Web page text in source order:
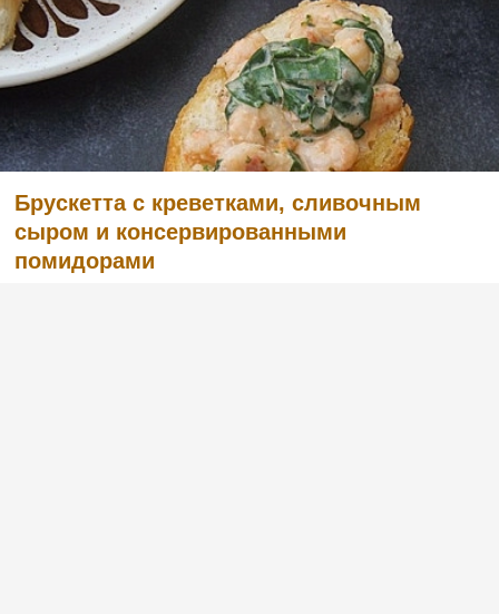
Брускетта с креветками, сливочным
сыром и консервированными
помидорами